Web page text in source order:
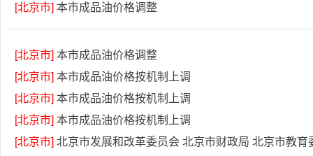
[北京市] 本市成品油价格调整
[北京市] 本市成品油价格调整
[北京市] 本市成品油价格按机制上调
[北京市] 本市成品油价格按机制上调
[北京市] 本市成品油价格按机制上调
[北京市] 北京市发展和改革委员会 北京市财政局 北京市教育委员会关